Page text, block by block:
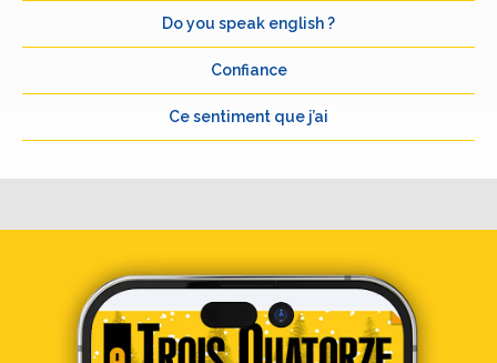
Do you speak english ?
Confiance
Ce sentiment que j’ai